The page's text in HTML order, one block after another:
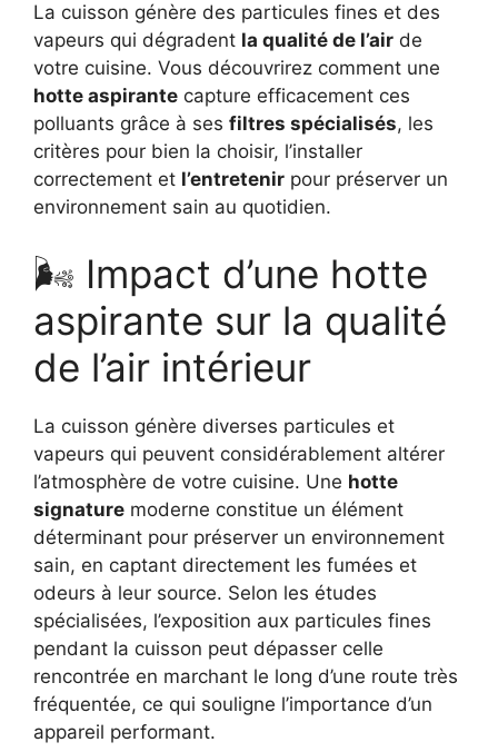
La cuisson génère des particules fines et des
vapeurs qui dégradent la qualité de l’air de
votre cuisine. Vous découvrirez comment une
hotte aspirante capture efficacement ces
polluants grâce à ses filtres spécialisés, les
critères pour bien la choisir, l’installer
correctement et l’entretenir pour préserver un
environnement sain au quotidien.
🌬️ Impact d’une hotte
aspirante sur la qualité
de l’air intérieur
La cuisson génère diverses particules et
vapeurs qui peuvent considérablement altérer
l’atmosphère de votre cuisine. Une hotte
signature moderne constitue un élément
déterminant pour préserver un environnement
sain, en captant directement les fumées et
odeurs à leur source. Selon les études
spécialisées, l’exposition aux particules fines
pendant la cuisson peut dépasser celle
rencontrée en marchant le long d’une route très
fréquentée, ce qui souligne l’importance d’un
appareil performant.